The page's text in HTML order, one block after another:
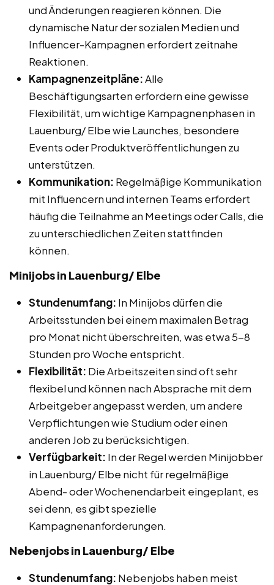
und Änderungen reagieren können. Die
dynamische Natur der sozialen Medien und
Influencer-Kampagnen erfordert zeitnahe
Reaktionen.
Kampagnenzeitpläne:Alle
Beschäftigungsarten erfordern eine gewisse
Flexibilität, um wichtige Kampagnenphasen in
Lauenburg/ Elbe wie Launches, besondere
Events oder Produktveröffentlichungen zu
unterstützen.
Kommunikation: Regelmäßige Kommunikation
mit Influencern und internen Teams erfordert
häufig die Teilnahme an Meetings oder Calls, die
zu unterschiedlichen Zeiten stattfinden
können.
Minijobs in Lauenburg/ Elbe
Stundenumfang: In Minijobs dürfen die
Arbeitsstunden bei einem maximalen Betrag
pro Monat nicht überschreiten, was etwa 5-8
Stunden pro Woche entspricht.
Flexibilität: Die Arbeitszeiten sind oft sehr
flexibel und können nach Absprache mit dem
Arbeitgeber angepasst werden, um andere
Verpflichtungen wie Studium oder einen
anderen Job zu berücksichtigen.
Verfügbarkeit: In der Regel werden Minijobber
in Lauenburg/ Elbe nicht für regelmäßige
Abend- oder Wochenendarbeit eingeplant, es
sei denn, es gibt spezielle
Kampagnenanforderungen.
Nebenjobs in Lauenburg/ Elbe
Stundenumfang: Nebenjobs haben meist